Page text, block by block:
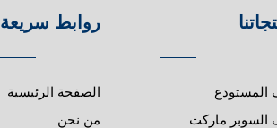
المستودع
السوبر ماركت
روابط سريعة
الصفحة الرئيسية
من نحن